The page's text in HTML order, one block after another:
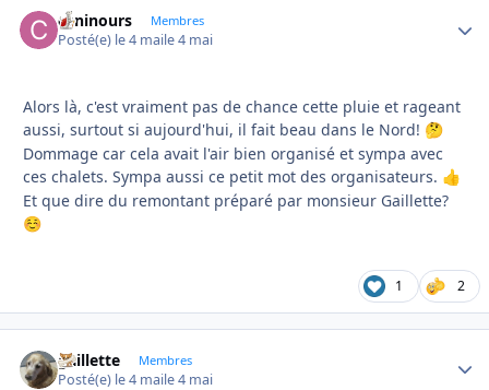
caninours Membres
Posté(e) le 4 maile 4 mai
Alors là, c'est vraiment pas de chance cette pluie et rageant
aussi, surtout si aujourd'hui, il fait beau dans le Nord! 🤔
Dommage car cela avait l'air bien organisé et sympa avec
ces chalets. Sympa aussi ce petit mot des organisateurs. 👍
Et que dire du remontant préparé par monsieur Gaillette?
☺️
1 2
gaillette Membres
Posté(e) le 4 maile 4 mai